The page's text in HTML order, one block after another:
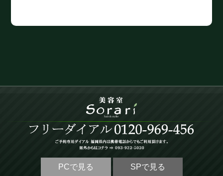
PCで見る SPで見る